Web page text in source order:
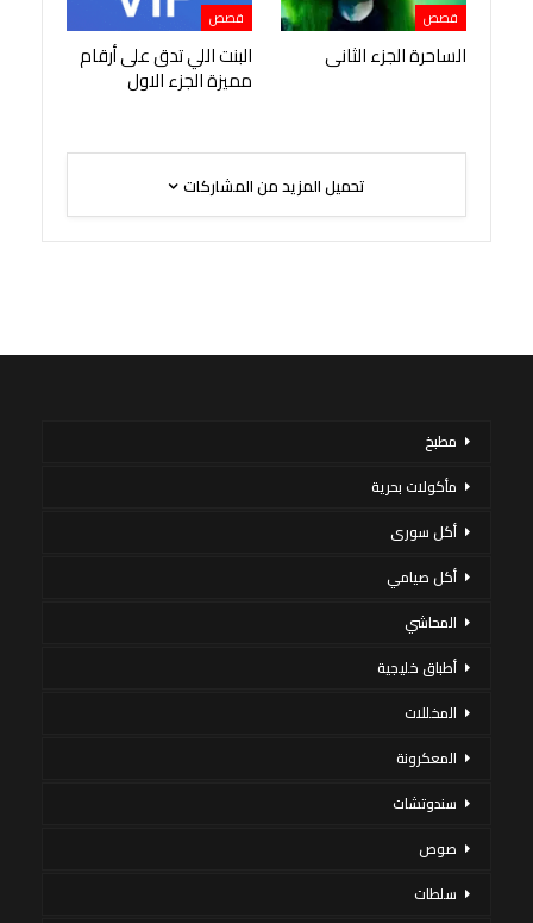
قصص
الساحرة الجزء الثانى
قصص
البنت اللي تدق على أرقام
مميزة الجزء الاول
تحميل المزيد من المشاركات
مطبخ
مأكولات بحرية
أكل سورى
أكل صيامي
المحاشي
أطباق خليجية
المخللات
المعكرونة
سندوتشات
صوص
سلطات